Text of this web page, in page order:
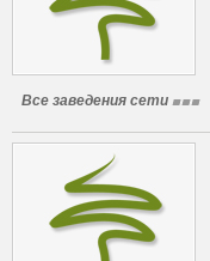
Все заведения сети